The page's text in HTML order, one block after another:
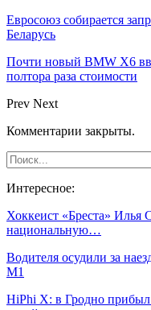
Евросоюз собирается
Беларусь
Почти новый BMW X6
полтора раза стоимости
Prev Next
Комментарии закрыты.
Интересное:
Хоккеист «Бреста» Илья
национальную…
Водителя осудили за
М1
HiPhi X: в Гродно